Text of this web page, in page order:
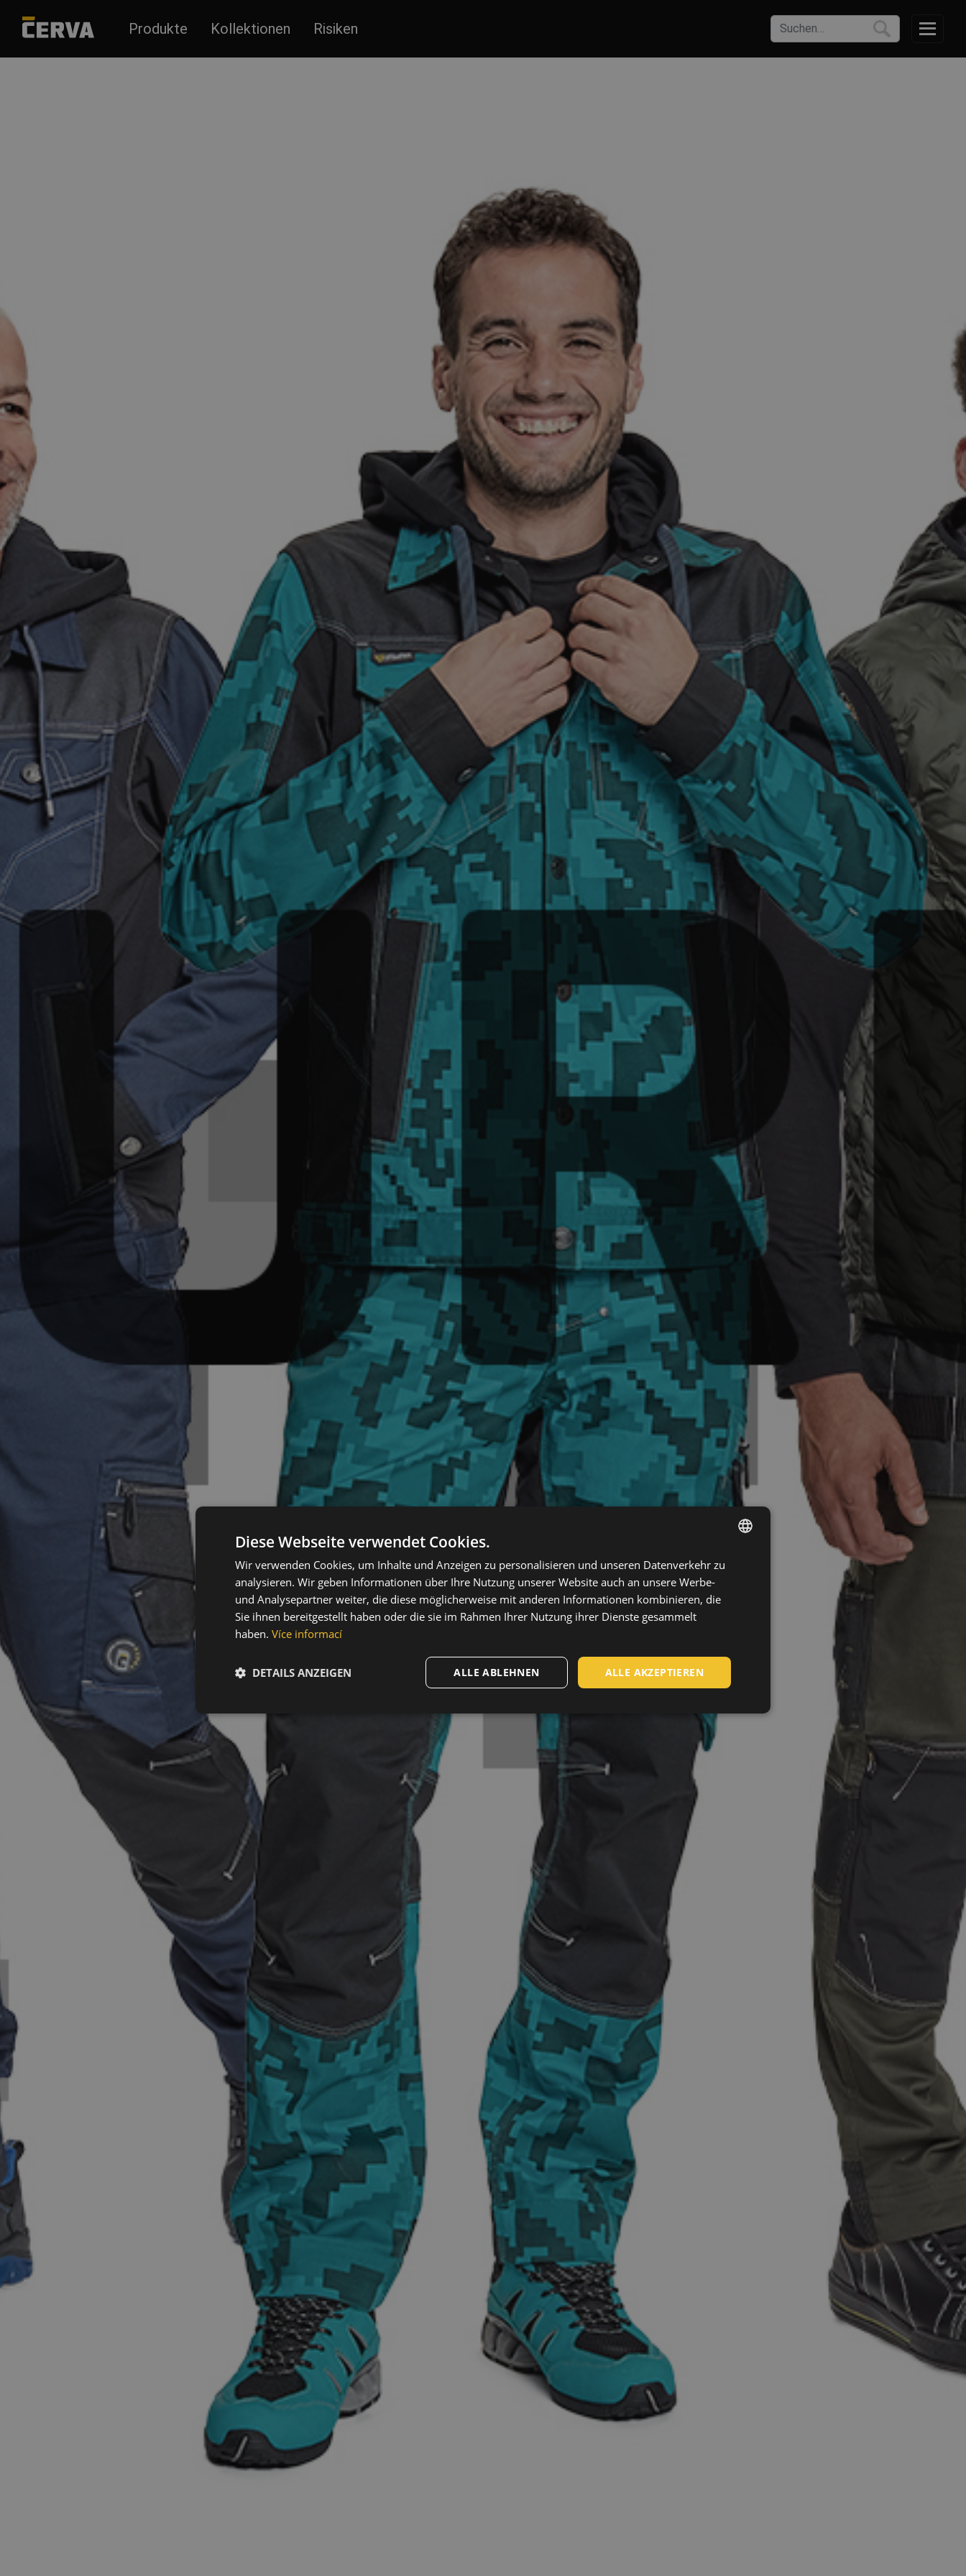
Produkte Kollektionen Risiken
ENGLISH
CZECH
ROMANIAN
DUTCH
SPANISH
FRENCH
Diese Webseite verwendet Cookies.
Wir verwenden Cookies, um Inhalte und Anzeigen zu personalisieren und unseren Datenverkehr zu
analysieren. Wir geben Informationen über Ihre Nutzung unserer Website auch an unsere Werbe-
und Analysepartner weiter, die diese möglicherweise mit anderen Informationen kombinieren, die
Sie ihnen bereitgestellt haben oder die sie im Rahmen Ihrer Nutzung ihrer Dienste gesammelt
haben. Více informací
ALLE AKZEPTIEREN
ALLE ABLEHNEN
DETAILS ANZEIGEN